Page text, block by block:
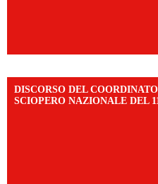
DISCORSO DEL
SCIOPERO NAZIONALE DEL